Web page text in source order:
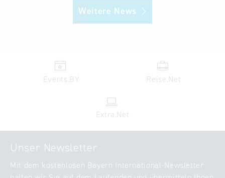
Weitere News
Events.BY Reise.Net
Extra.Net
Unser Newsletter
Mit dem kostenlosen Bayern International-Newsletter